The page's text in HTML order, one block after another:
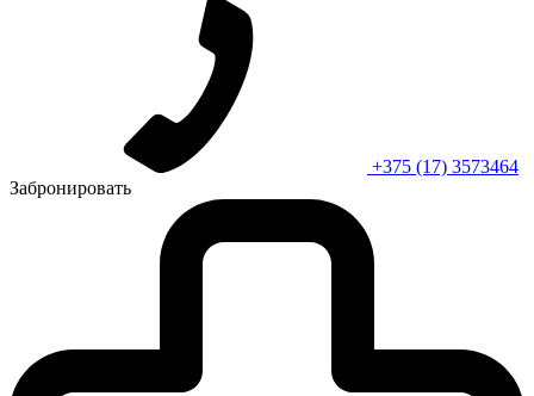
+375 (17) 3573464
Забронировать